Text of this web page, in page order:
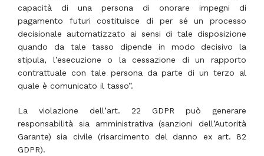
capacità di una persona di onorare impegni di
pagamento futuri costituisce di per sé un processo
decisionale automatizzato ai sensi di tale disposizione
quando da tale tasso dipende in modo decisivo la
stipula, l’esecuzione o la cessazione di un rapporto
contrattuale con tale persona da parte di un terzo al
quale è comunicato il tasso”.
La violazione dell’art. 22 GDPR può generare
responsabilità sia amministrativa (sanzioni dell’Autorità
Garante) sia civile (risarcimento del danno ex art. 82
GDPR).